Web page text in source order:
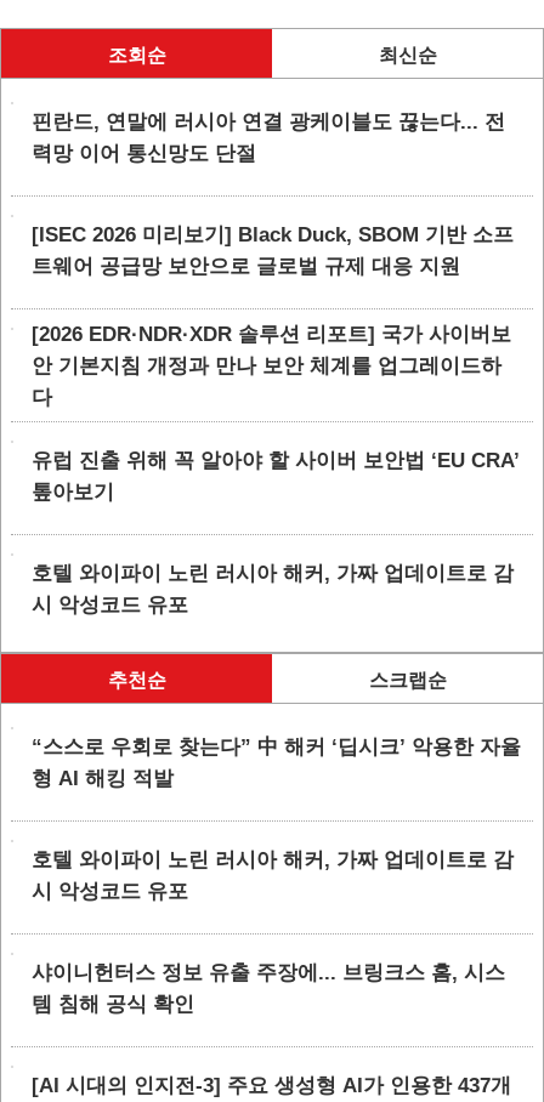
조회순 최신순
핀란드, 연말에 러시아 연결 광케이블도 끊는다... 전
력망 이어 통신망도 단절
[ISEC 2026 미리보기] Black Duck, SBOM 기반 소프
트웨어 공급망 보안으로 글로벌 규제 대응 지원
[2026 EDR·NDR·XDR 솔루션 리포트] 국가 사이버보
안 기본지침 개정과 만나 보안 체계를 업그레이드하
다
유럽 진출 위해 꼭 알아야 할 사이버 보안법 ‘EU CRA’
톺아보기
호텔 와이파이 노린 러시아 해커, 가짜 업데이트로 감
시 악성코드 유포
추천순 스크랩순
“스스로 우회로 찾는다” 中 해커 ‘딥시크’ 악용한 자율
형 AI 해킹 적발
호텔 와이파이 노린 러시아 해커, 가짜 업데이트로 감
시 악성코드 유포
샤이니헌터스 정보 유출 주장에... 브링크스 홈, 시스
템 침해 공식 확인
[AI 시대의 인지전-3] 주요 생성형 AI가 인용한 437개